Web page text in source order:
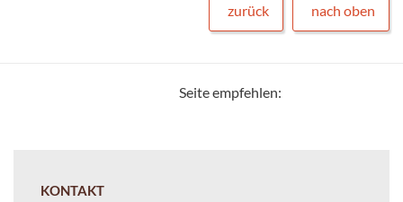
zurück nach oben
Seite empfehlen:
KONTAKT